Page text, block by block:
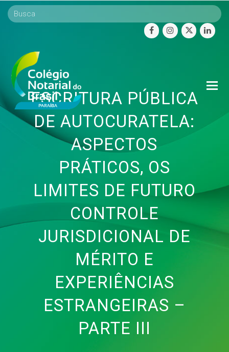
facebookinstagram
twitter
ESCRITURA PÚBLICA
DE AUTOCURATELA:
ASPECTOS
PRÁTICOS, OS
LIMITES DE FUTURO
CONTROLE
JURISDICIONAL DE
MÉRITO E
EXPERIÊNCIAS
ESTRANGEIRAS –
PARTE III